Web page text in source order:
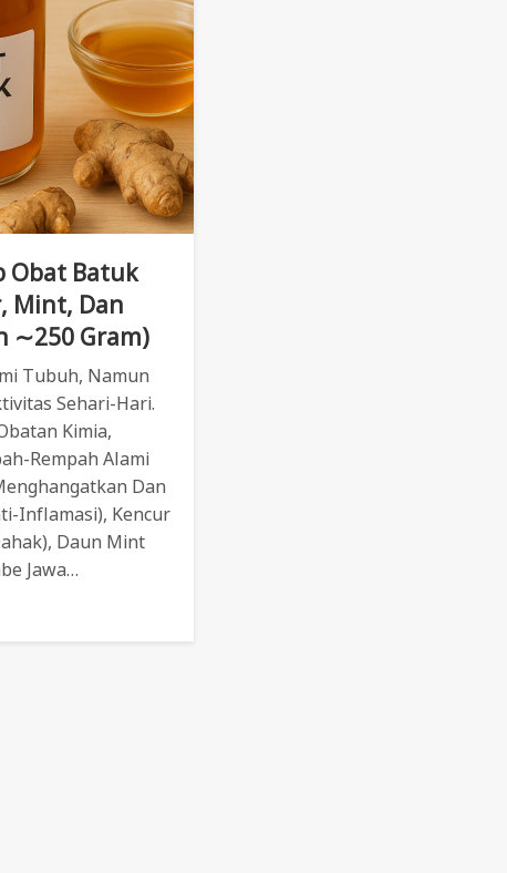
Obat Batuk
Mint, Dan
∼250 Gram)
Tubuh, Namun
Sehari-Hari.
Kimia,
Rempah Alami
Dan
Inflamasi), Kencur
Daun Mint
Jawa…